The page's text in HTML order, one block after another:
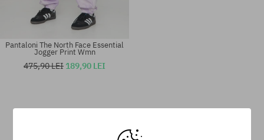
Pantaloni The North Face Essential
Jogger Print Wmn
475,90 LEI 189,90 LEI